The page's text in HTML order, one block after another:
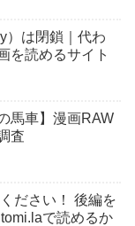
）は閉鎖｜代わ
を読めるサイト
馬車】漫画RAW
査
ださい！ 後編を
で読めるか